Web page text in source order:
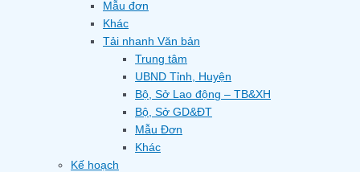
Mẫu đơn
Khác
Tải nhanh Văn bản
Trung tâm
UBND Tỉnh, Huyện
Bộ, Sở Lao động – TB&XH
Bộ, Sở GD&ĐT
Mẫu Đơn
Khác
Kế hoạch